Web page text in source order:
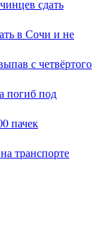
сдать
в Сочи и не
с четвёртого
погиб под
пачек
транспорте